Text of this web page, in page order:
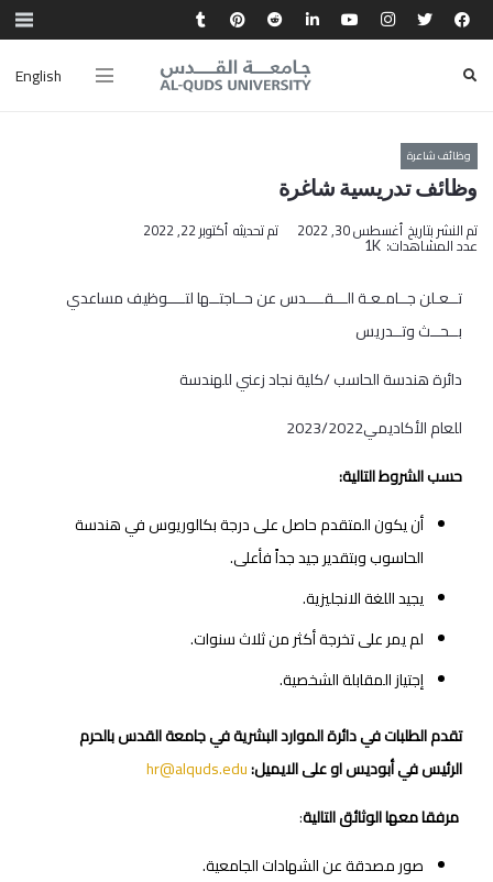
English
وظائف شاعرة
وظائف‭ ‬تدريسية‭ ‬شاغرة‭
تم النشر بتاريخ أغسطس 30, 2022 تم تحديثه أكتوبر 22, 2022
عدد المشاهدات: 1K
‬بــحــث‭ ‬وتــدريس
دائرة‭ ‬هندسة‭ ‬الحاسب‭/ ‬كلية‭ ‬نجاد‭ ‬زعني‭ ‬للهندسة‭ ‬
للعام‭ ‬الأكاديمي‭ ‬2023/2022‭ ‬
حسب‭ ‬الشروط‭ ‬التالية:
‬الحاسوب‭ ‬وبتقدير‭ ‬جيد‭ ‬جداً‭ ‬فأعلى‭.‬
‬يجيد‭ ‬اللغة‭ ‬الانجليزية‭.‬
‬لم‭ ‬يمر‭ ‬على‭ ‬تخرجة‭ ‬أكثر‭ ‬من‭ ‬ثلاث‭ ‬سنوات‭.‬
‬إجتياز‭ ‬المقابلة‭ ‬الشخصية‭.‬
‬الرئيس‭ ‬في‭ ‬أبوديس‭ ‬او‭ ‬على‭ ‬الايميل:
hr@alquds.edu‭
:‬
صور‭ ‬مصدقة‭ ‬عن‭ ‬الشهادات‭ ‬الجامعية‭.‬